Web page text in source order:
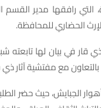
رافقها مدير القسم
الحضاري للمحافظة.
في بيان لها تابعته
بالتعاون مع مفتشية آثار ذي
الجبايش، حيث حضر